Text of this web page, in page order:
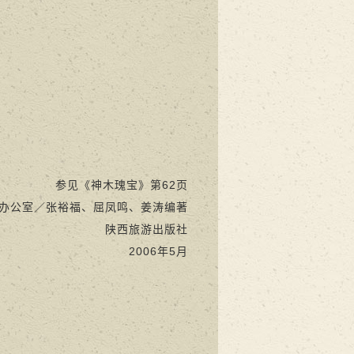
参见《神木瑰宝》第62页
公室／张裕福、屈凤鸣、姜涛编著
陕西旅游出版社
2006年5月